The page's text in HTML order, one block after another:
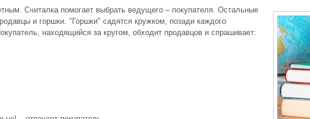
Считалка помогает выбрать ведущего – покупателя. Остальные
и горшки. "Горшки" садятся кружком, позади каждого
находящийся за кругом, обходит продавцов и спрашивает: